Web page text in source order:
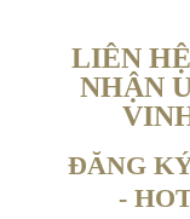
LIÊN
NHẬN
ĐĂNG
-